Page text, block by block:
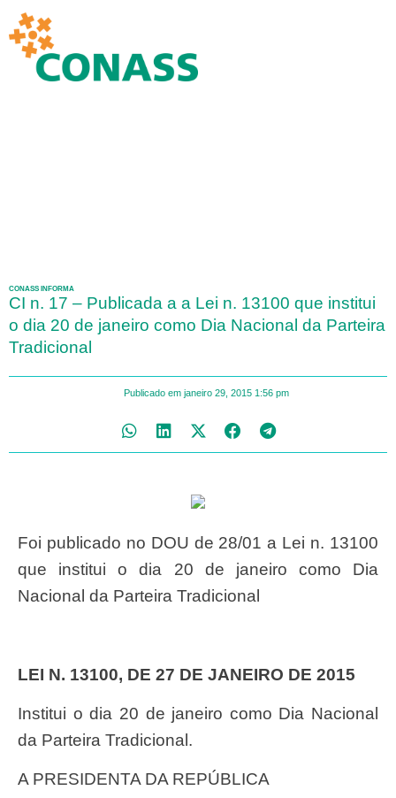
CONASS INFORMA
CI n. 17 – Publicada a a Lei n. 13100 que institui
o dia 20 de janeiro como Dia Nacional da Parteira
Tradicional
Publicado em janeiro 29, 2015 1:56 pm
Foi publicado no DOU de 28/01 a Lei n. 13100
que institui o dia 20 de janeiro como Dia
Nacional da Parteira Tradicional
LEI N. 13100, DE 27 DE JANEIRO DE 2015
Institui o dia 20 de janeiro como Dia Nacional
da Parteira Tradicional.
A PRESIDENTA DA REPÚBLICA